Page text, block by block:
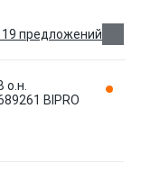
предложений
о.н.
BIPRO